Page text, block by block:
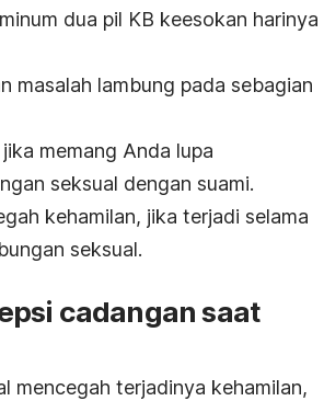
dua pil KB keesokan harinya
masalah lambung pada sebagian
jika memang Anda lupa
seksual dengan suami.
kehamilan, jika terjadi selama
seksual.
cadangan saat
mencegah terjadinya kehamilan,